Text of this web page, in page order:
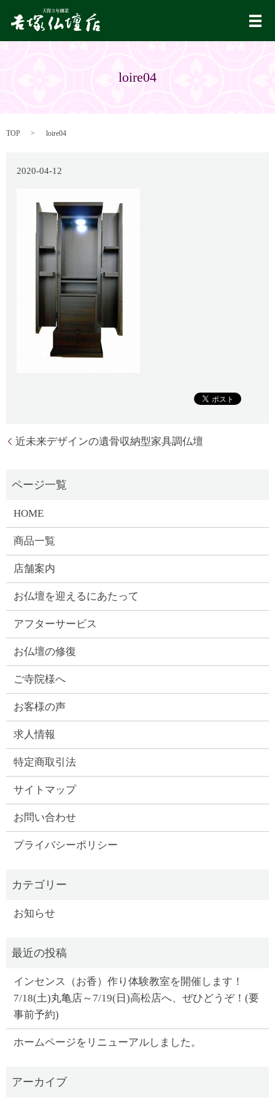
メ
loire04
TOP loire04
2020-04-12
近未来デザインの遺骨収納型家具調仏壇
HOME
商品一覧
店舗案内
お仏壇を迎えるにあたって
アフターサービス
お仏壇の修復
ご寺院様へ
お客様の声
求人情報
特定商取引法
サイトマップ
お問い合わせ
プライバシーポリシー
お知らせ
インセンス（お香）作り体験教室を開催します！
7/18(土)丸亀店～7/19(日)高松店へ、ぜひどうぞ！(要
事前予約)
ホームページをリニューアルしました。